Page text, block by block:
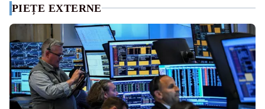
PIEȚE EXTERNE